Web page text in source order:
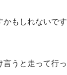
かもしれないで
うと走って行っ